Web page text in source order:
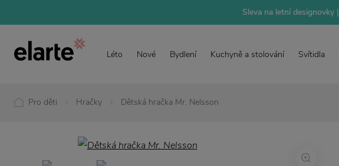
Sleva na letní designovky |
Léto Nové Bydlení Kuchyně a stolování Svítidla
Pro děti Hračky Dětská hračka Mr. Nelsson